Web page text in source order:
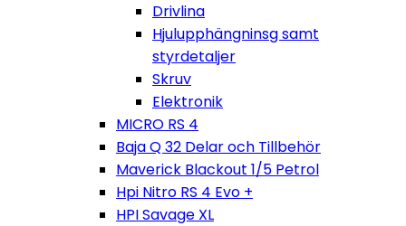
Drivlina
Hjulupphängninsg samt
styrdetaljer
Skruv
Elektronik
MICRO RS 4
Baja Q 32 Delar och Tillbehör
Maverick Blackout 1/5 Petrol
Hpi Nitro RS 4 Evo +
HPI Savage XL